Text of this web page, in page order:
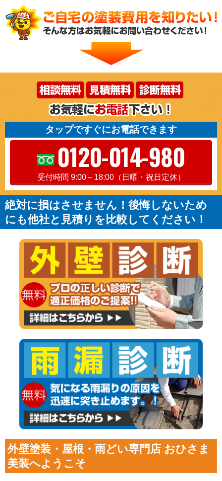
タップですぐにお電話できます
0120-014-980
受付時間 9:00～18:00（日曜・祝日定休）
絶対に損はさせません！後悔しないため
にも他社と見積りを比較してください！
外壁塗装・屋根・雨どい専門店 おひさま
美装へようこそ